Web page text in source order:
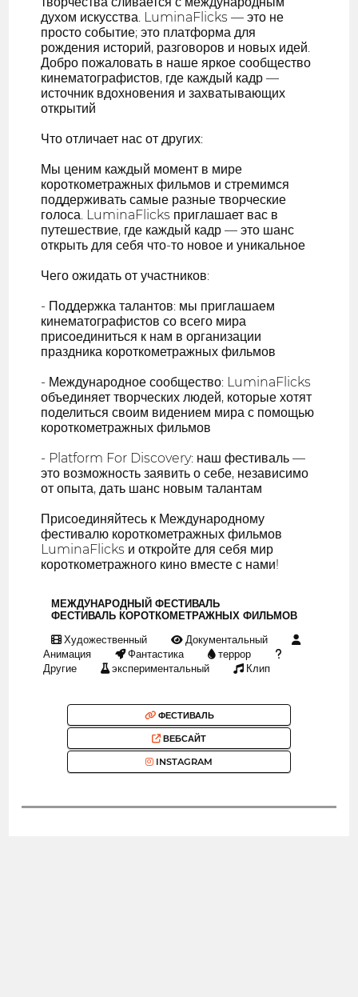
духом искусства. LuminaFlicks — это не
просто событие; это платформа для
рождения историй, разговоров и новых идей.
Добро пожаловать в наше яркое сообщество
кинематографистов, где каждый кадр —
источник вдохновения и захватывающих
открытий
Что отличает нас от других:
Мы ценим каждый момент в мире
короткометражных фильмов и стремимся
поддерживать самые разные творческие
голоса. LuminaFlicks приглашает вас в
путешествие, где каждый кадр — это шанс
открыть для себя что-то новое и уникальное
Чего ожидать от участников:
- Поддержка талантов: мы приглашаем
кинематографистов со всего мира
присоединиться к нам в организации
праздника короткометражных фильмов
- Международное сообщество: LuminaFlicks
объединяет творческих людей, которые хотят
поделиться своим видением мира с помощью
короткометражных фильмов
- Platform For Discovery: наш фестиваль —
это возможность заявить о себе, независимо
от опыта, дать шанс новым талантам
Присоединяйтесь к Международному
фестивалю короткометражных фильмов
LuminaFlicks и откройте для себя мир
короткометражного кино вместе с нами!
МЕЖДУНАРОДНЫЙ ФЕСТИВАЛЬ
ФЕСТИВАЛЬ КОРОТКОМЕТРАЖНЫХ ФИЛЬМОВ
Художественный
Документальный
Анимация
Фантастика
террор
Другие
экспериментальный Клип
ФЕСТИВАЛЬ
ВЕБСАЙТ
INSTAGRAM